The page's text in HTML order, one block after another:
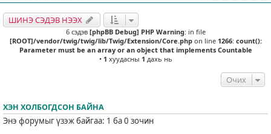
ШИНЭ СЭДЭВ НЭЭХ
6 сэдэв [phpBB Debug] PHP Warning: in file
[ROOT]/vendor/twig/twig/lib/Twig/Extension/Core.phpon line 1266: count():
Parameter must be an array or an object that implements Countable
• 1 хуудасны 1 дахь нь
Очих
ХЭН ХОЛБОГДСОН БАЙНА
Энэ форумыг үзэж байгаа: 1 ба 0 зочин